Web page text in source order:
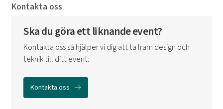
Kontakta oss
Ska du göra ett liknande event?
Kontakta oss så hjälper vi dig att ta fram design och
teknik till ditt event.
Kontakta oss